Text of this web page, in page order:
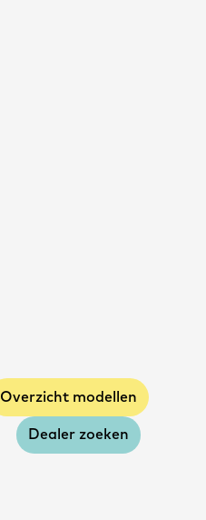
Overzicht modellen
Dealer zoeken